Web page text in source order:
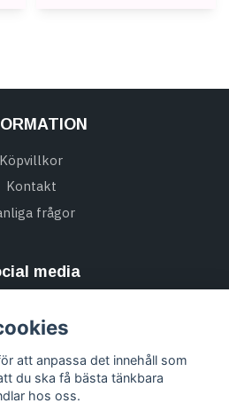
Köpvillkor
Kontakt
frågor
media
& Prenumerera på vårt
att anpassa det innehåll som
du ska få bästa tänkbara
hos oss.